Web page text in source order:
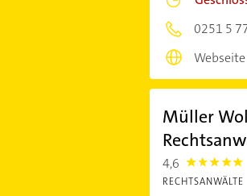
0251 5
Webseite
Müller
4,6 4.6
RECHTSANWÄLTE